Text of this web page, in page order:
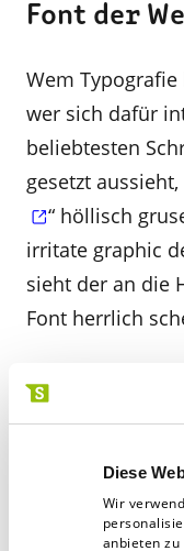
Diese
Wir
anbieten
Font der
Wem
wer sich dafür
beliebtesten
gesetzt
“ höllisch
irritate graphic
sieht der an die
Font herrlich
Foto: Bruno